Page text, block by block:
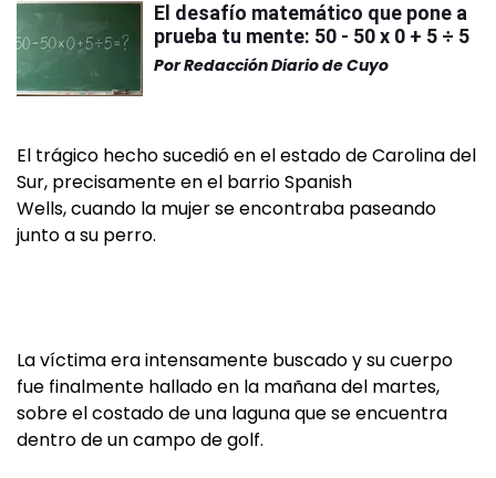
El desafío matemático que pone a
prueba tu mente: 50 - 50 x 0 + 5 ÷ 5
PorRedacción Diario de Cuyo
El trágico hecho sucedió en el estado de Carolina del
Sur, precisamente en el barrio Spanish
Wells, cuando la mujer se encontraba paseando
junto a su perro.
La víctima era intensamente buscado y su cuerpo
fue finalmente hallado en la mañana del martes,
sobre el costado de una laguna que se encuentra
dentro de un campo de golf.